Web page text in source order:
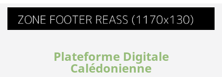
Plateforme Digitale
Calédonienne